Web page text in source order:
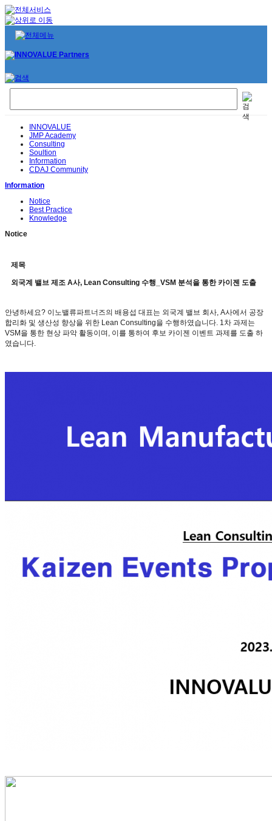
INNOVALUE
JMP Academy
Consulting
Soultion
Information
CDAJ Community
Information
Notice
Best Practice
Knowledge
Notice
제목
외국계 밸브 제조 A사, Lean Consulting 수행_VSM 분석을 통한 카이젠 도출
안녕하세요? 이노밸류파트너즈의 배용섭 대표는 외국계 밸브 회사, A사에서 공장
합리화 및 생산성 향상을 위한 Lean Consulting을 수행하였습니다. 1차 과제는
VSM을 통한 현상 파악 활동이며, 이를 통하여 후보 카이젠 이벤트 과제를 도출 하
였습니다.